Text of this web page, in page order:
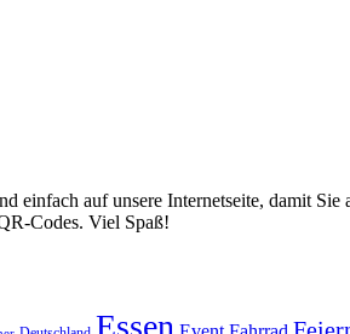
einfach auf unsere Internetseite, damit
Codes. Viel Spaß!
Essen